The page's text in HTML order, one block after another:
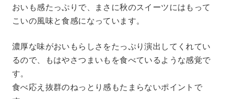
おいも感たっぷりで、まさに秋のスイーツにはもって
こいの風味と食感になっています。
濃厚な味がおいもらしさをたっぷり演出してくれてい
るので、もはやさつまいもを食べているような感覚で
す。
食べ応え抜群のねっとり感もたまらないポイントで